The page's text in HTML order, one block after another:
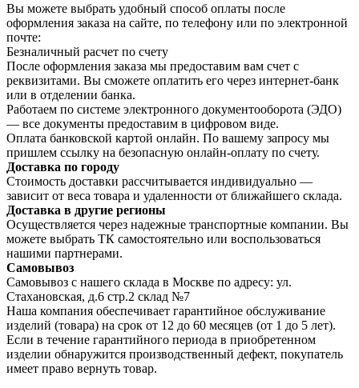
Вы можете выбрать удобный способ оплаты после
оформления заказа на сайте, по телефону или по электронной
почте:
Безналичный расчет по счету
После оформления заказа мы предоставим вам счет с
реквизитами. Вы сможете оплатить его через интернет-банк
или в отделении банка.
Работаем по системе электронного документооборота (ЭДО)
— все документы предоставим в цифровом виде.
Оплата банковской картой онлайн. По вашему запросу мы
пришлем ссылку на безопасную онлайн-оплату по счету.
Доставка по городу
Стоимость доставки рассчитывается индивидуально —
зависит от веса товара и удаленности от ближайшего склада.
Доставка в другие регионы
Осуществляется через надежные транспортные компании. Вы
можете выбрать ТК самостоятельно или воспользоваться
нашими партнерами.
Самовывоз
Самовывоз с нашего склада в Москве по адресу: ул.
Стахановская, д.6 стр.2 склад №7
Наша компания обеспечивает гарантийное обслуживание
изделий (товара) на срок от 12 до 60 месяцев (от 1 до 5 лет).
Если в течение гарантийного периода в приобретенном
изделии обнаружится производственный дефект, покупатель
имеет право вернуть товар.